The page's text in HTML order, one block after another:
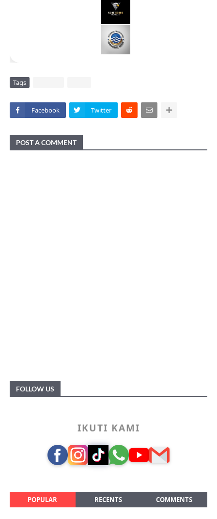
Tags
Facebook Twitter
POST A COMMENT
FOLLOW US
IKUTI KAMI
POPULAR RECENTS COMMENTS